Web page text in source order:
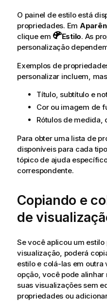
O painel de estilo está
propriedades. Em
clique em
Estilo. As
personalização
Exemplos de
personalizar incluem,
Título, subtítulo e
Cor ou imagem de
Rótulos de medida,
Para obter uma lista de
disponíveis para cada
tópico de ajuda
correspondente.
Copiando e
de
Se você aplicou um
visualização, poderá
estilo e colá-las em outra
opção, você pode
suas visualizações sem
propriedades ou